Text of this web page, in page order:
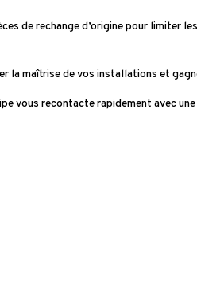
de rechange d’origine pour limiter
la maîtrise de vos installations et
vous recontacte rapidement avec